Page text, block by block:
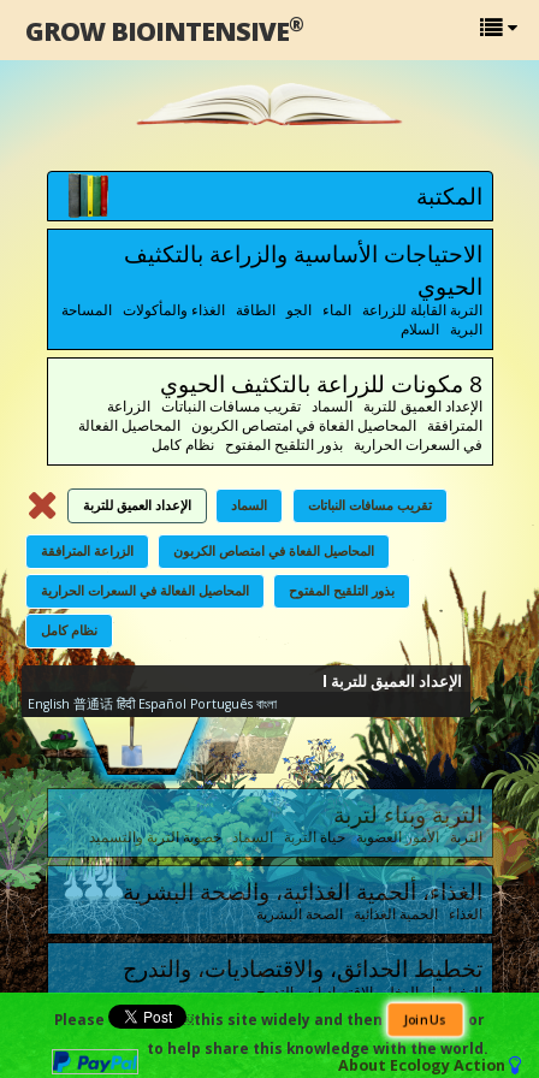
GROW BIOINTENSIVE®
المكتبة
الاحتياجات الأساسية والزراعة بالتكثيف
الحيوي
التربة القابلة للزراعة الماء الجو الطاقة الغذاء والمأكولات المساحة
البرية السلام
8 مكونات للزراعة بالتكثيف الحيوي
الإعداد العميق للتربة السماد تقريب مسافات النباتات الزراعة
المترافقة المحاصيل الفعاة في امتصاص الكربون المحاصيل الفعالة
في السعرات الحرارية بذور التلقيح المفتوح نظام كامل
الإعداد العميق للتربة السماد تقريب مسافات النباتات
الزراعة المترافقة المحاصيل الفعاة في امتصاص الكربون
المحاصيل الفعالة في السعرات الحرارية بذور التلقيح المفتوح
نظام كامل
الإعداد العميق للتربة I
English 普通话 हिंदी Español Português বাংলা
التربة وبناء لتربة
التربة الأمور العضوية حياة التربة السماد خصوبة التربة والتسميد
الغذاء، ألحمية الغذائية، والصحة البشرية
الغذاء الحمية الغذائية الصحة البشرية
تخطيط الحدائق، والاقتصاديات، والتدرج
التخطيط الدخل والاقتصاديات التدرج
التأثير البشري والاستدامة
التاريخ الحاضر تغير المناخ التكنولوجيا المناسبة الاستدامة وفلسفة
Please ￼this site widely and then Join Us
or
to help share this knowledge with the world.
About Ecology Action